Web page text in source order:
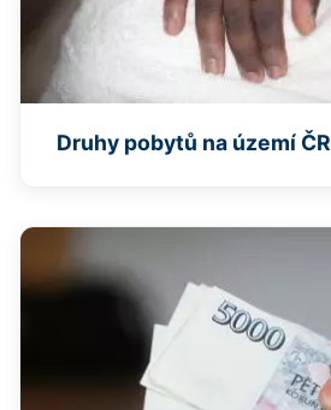
Druhy pobytů na území ČR